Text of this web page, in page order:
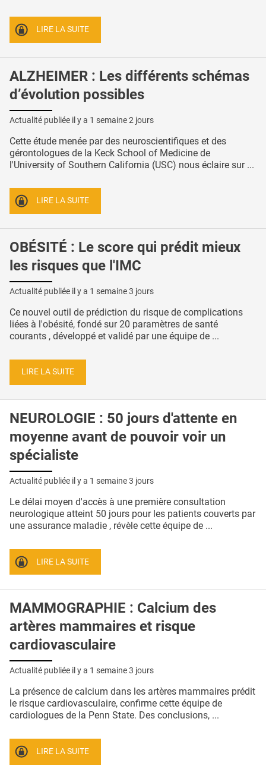
LIRE LA SUITE
ALZHEIMER : Les différents schémas
d’évolution possibles
Actualité publiée il y a 1 semaine 2 jours
Cette étude menée par des neuroscientifiques et des
gérontologues de la Keck School of Medicine de
l'University of Southern California (USC) nous éclaire sur ...
LIRE LA SUITE
OBÉSITÉ : Le score qui prédit mieux
les risques que l'IMC
Actualité publiée il y a 1 semaine 3 jours
Ce nouvel outil de prédiction du risque de complications
liées à l'obésité, fondé sur 20 paramètres de santé
courants , développé et validé par une équipe de ...
LIRE LA SUITE
NEUROLOGIE : 50 jours d'attente en
moyenne avant de pouvoir voir un
spécialiste
Actualité publiée il y a 1 semaine 3 jours
Le délai moyen d'accès à une première consultation
neurologique atteint 50 jours pour les patients couverts par
une assurance maladie , révèle cette équipe de ...
LIRE LA SUITE
MAMMOGRAPHIE : Calcium des
artères mammaires et risque
cardiovasculaire
Actualité publiée il y a 1 semaine 3 jours
La présence de calcium dans les artères mammaires prédit
le risque cardiovasculaire, confirme cette équipe de
cardiologues de la Penn State. Des conclusions, ...
LIRE LA SUITE